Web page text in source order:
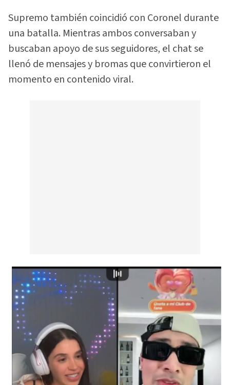
Supremo también coincidió con Coronel durante
una batalla. Mientras ambos conversaban y
buscaban apoyo de sus seguidores, el chat se
llenó de mensajes y bromas que convirtieron el
momento en contenido viral.